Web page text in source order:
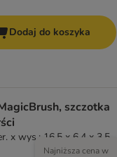
Dodaj do koszyka
szczotka
x wys.: 16,5 x 6,4 x 3,5
Najniższa cena w